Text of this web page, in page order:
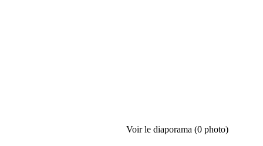
Voir le diaporama (0 photo)